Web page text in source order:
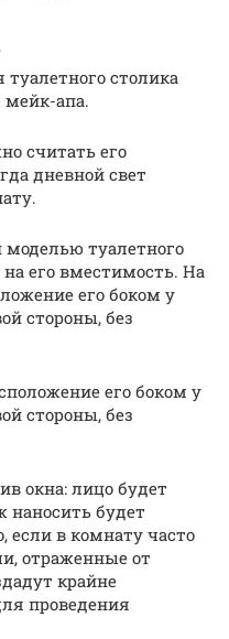
столика
мейк-апа.
считать его
дневной свет
туалетного
его вместимость. На
его боком у
стороны, без
его боком у
стороны, без
окна: лицо будет
наносить будет
если в комнату часто
отраженные от
крайне
проведения